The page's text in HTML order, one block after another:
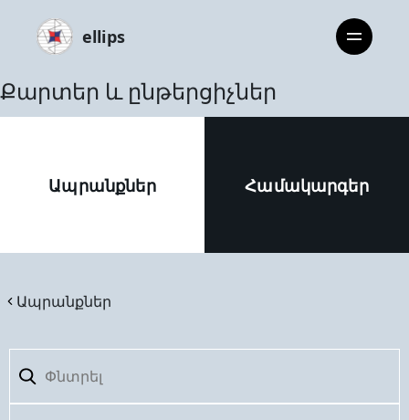
ellips
Քարտեր և ընթերցիչներ
Ապրանքներ Համակարգեր
Ապրանքներ